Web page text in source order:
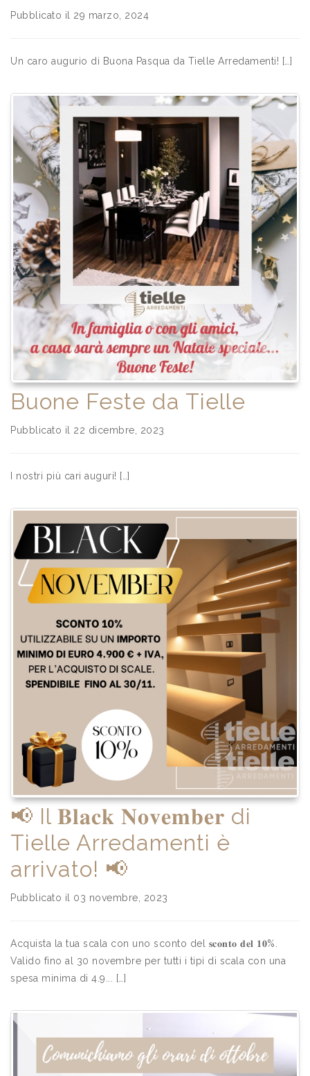
Pubblicato il 29 marzo, 2024
Un caro augurio di Buona Pasqua da Tielle Arredamenti! […]
Buone Feste da Tielle
Pubblicato il 22 dicembre, 2023
I nostri più cari auguri! […]
📢 Il 𝐁𝐥𝐚𝐜𝐤 𝐍𝐨𝐯𝐞𝐦𝐛𝐞𝐫 di
Tielle Arredamenti è
arrivato! 📢
Pubblicato il 03 novembre, 2023
Acquista la tua scala con uno sconto del 𝐬𝐜𝐨𝐧𝐭𝐨 𝐝𝐞𝐥 𝟏𝟎%.
Valido fino al 30 novembre per tutti i tipi di scala con una
spesa minima di 4.9... […]